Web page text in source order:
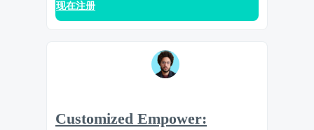
现在注册
Customized Empower: